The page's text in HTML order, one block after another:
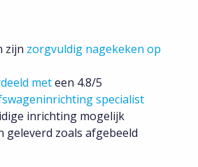
inrichting
zijn zorgvuldig nagekeken op
meteen 4.8/5
specialist
inrichting mogelijk
geleverd zoals afgebeeld